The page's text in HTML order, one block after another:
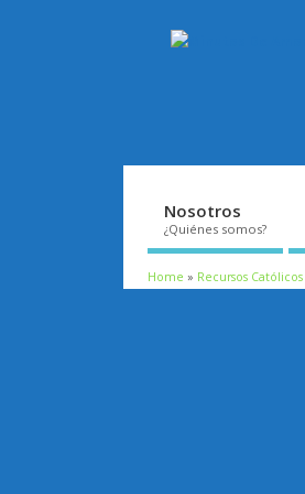
Nosotros
¿Quiénes somos?
Home » Recursos Católicos